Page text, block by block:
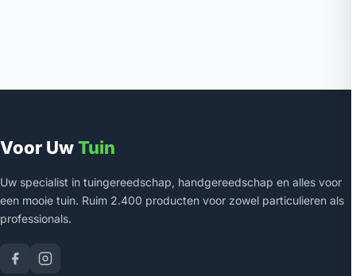
Voor UwTuin
Uw specialist in tuingereedschap, handgereedschap en alles voor
een mooie tuin. Ruim 2.400 producten voor zowel particulieren als
professionals.